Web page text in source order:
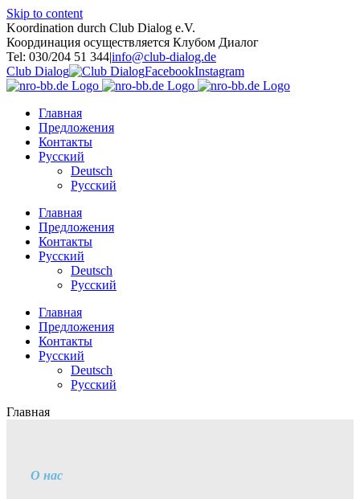
Skip to content
Koordination durch Club Dialog e.V.
Координация осуществляется Клубом Диалог
Tel: 030/204 51 344|info@club-dialog.de
Club Dialog
FacebookInstagram
Главная
Предложения
Контакты
Русский
Deutsch
Русский
Главная
Предложения
Контакты
Русский
Deutsch
Русский
Главная
Предложения
Контакты
Русский
Deutsch
Русский
Главная
О нас